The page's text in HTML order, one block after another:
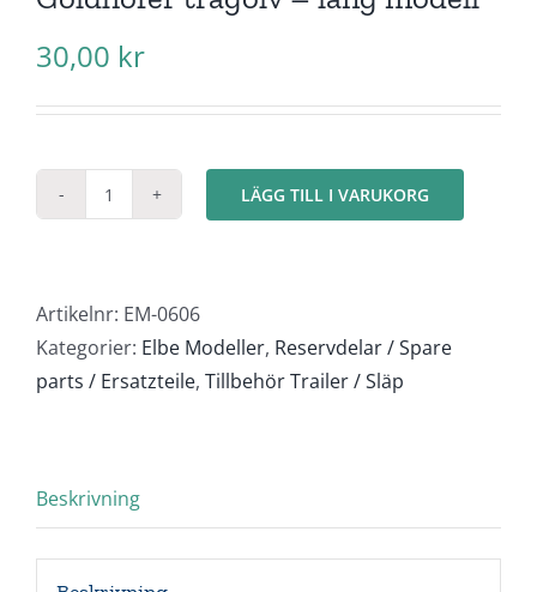
30,00 kr
Goldhofer
lång
modell
mängd
LÄGG TILL I VARUKORG
Artikelnr: EM-0606
Kategorier: Elbe Modeller, Reservdelar / Spare
parts / Ersatzteile, Tillbehör Trailer / Släp
Beskrivning